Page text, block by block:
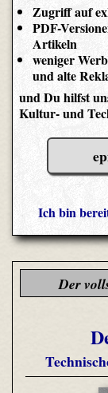
Zugriff auf
PDF-
Artikeln
weniger
und alte
und Du hilfst
Kultur- und
Ich bin
Der